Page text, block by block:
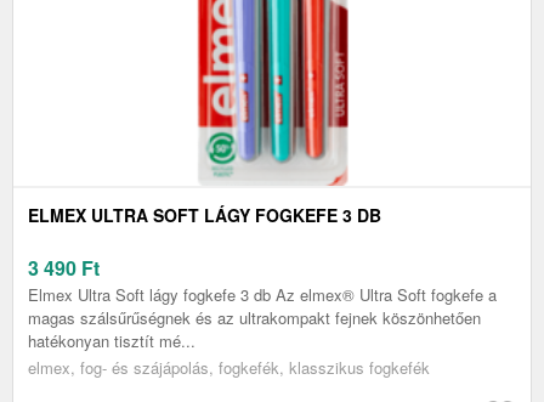
ELMEX ULTRA SOFT LÁGY FOGKEFE 3 DB
3 490 Ft
Elmex Ultra Soft lágy fogkefe 3 db Az elmex® Ultra Soft fogkefe a
magas szálsűrűségnek és az ultrakompakt fejnek köszönhetően
hatékonyan tisztít mé...
elmex, fog- és szájápolás, fogkefék, klasszikus fogkefék